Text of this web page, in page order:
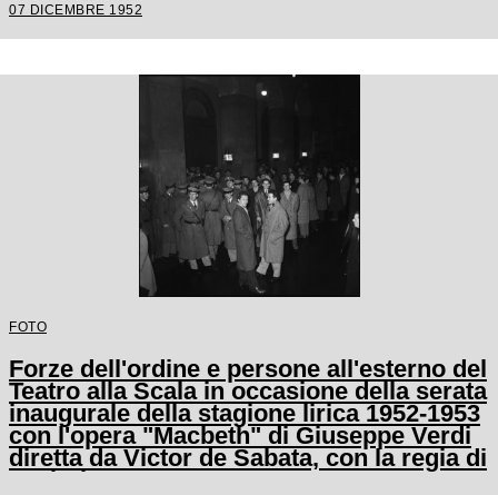
07 DICEMBRE 1952
FOTO
Forze dell'ordine e persone all'esterno del
Teatro alla Scala in occasione della serata
inaugurale della stagione lirica 1952-1953
con l'opera "Macbeth" di Giuseppe Verdi
diretta da Victor de Sabata, con la regia di
Carl Ebert